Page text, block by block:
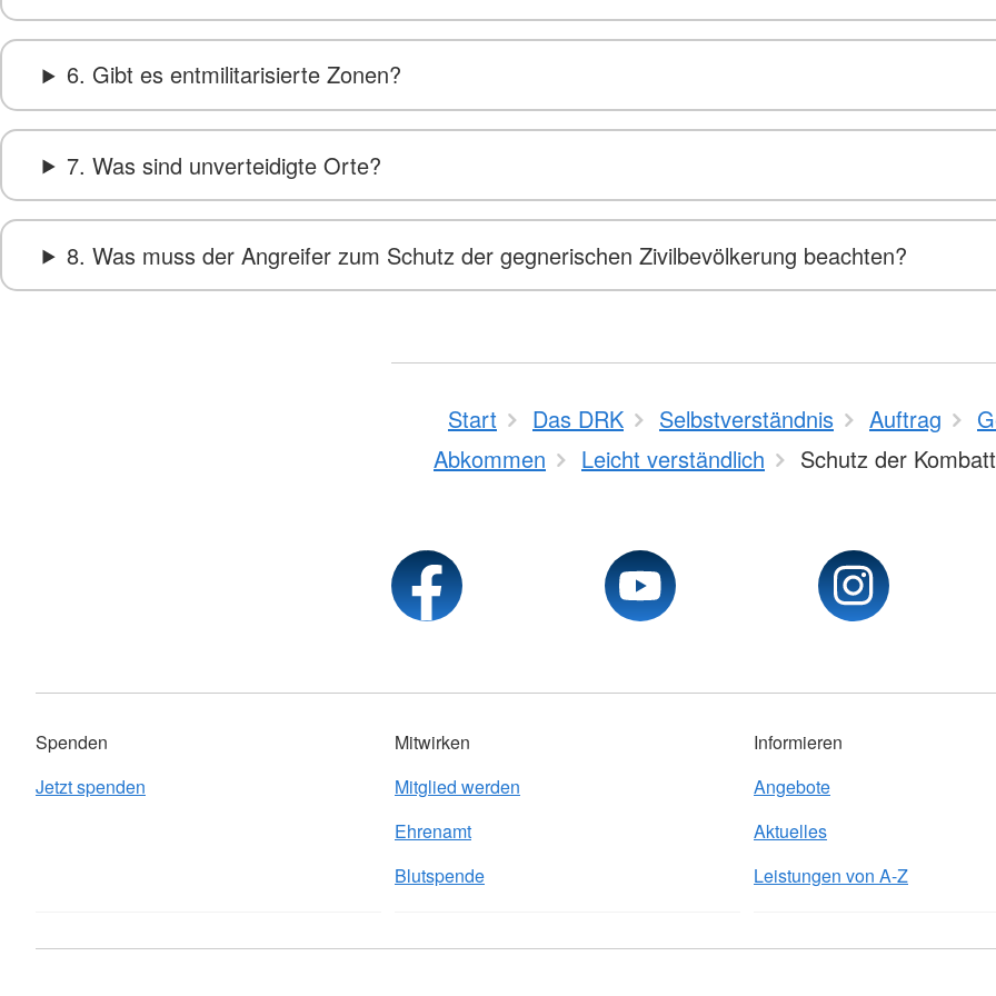
6. Gibt es entmilitarisierte Zonen?
7. Was sind unverteidigte Orte?
8. Was muss der Angreifer zum Schutz der gegnerischen Zivilbevölkerung beachten?
Start Das DRK Selbstverständnis Auftrag
Abkommen
Leicht verständlich Schutz der
Spenden
Jetzt spenden
Mitwirken
Mitglied werden
Ehrenamt
Blutspende
Informieren
Angebote
Aktuelles
Leistungen von A-Z